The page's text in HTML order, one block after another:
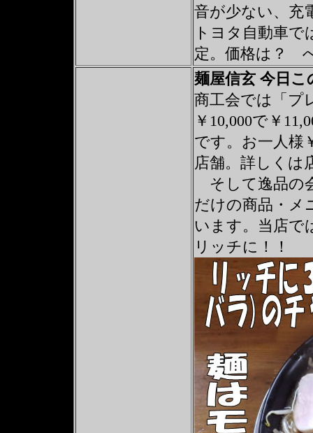
音が少ない、充
トヨタ自動車
定。価格は？
麺屋信玄 今日
商工会では「プ
￥10,000で￥
です。お一人様
店舗。詳しくは
そして逸品の
だけの商品・メ
います。当店で
リッチに！！